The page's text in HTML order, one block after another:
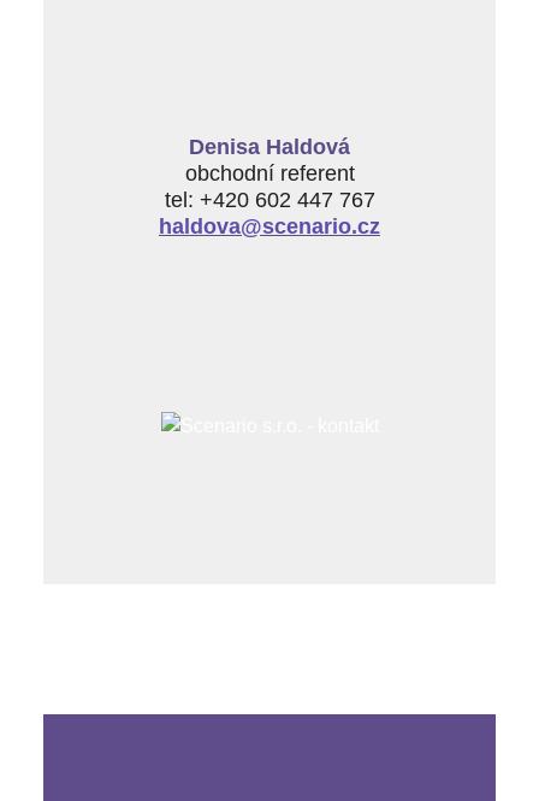
Denisa Haldová
obchodní referent
tel: +420 602 447 767
haldova@scenario.cz